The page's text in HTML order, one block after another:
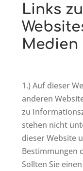
Links
Medien
1.) Auf dieser
anderen
zu
stehen nicht
dieser Website
Bestimmungen
Sollten Sie